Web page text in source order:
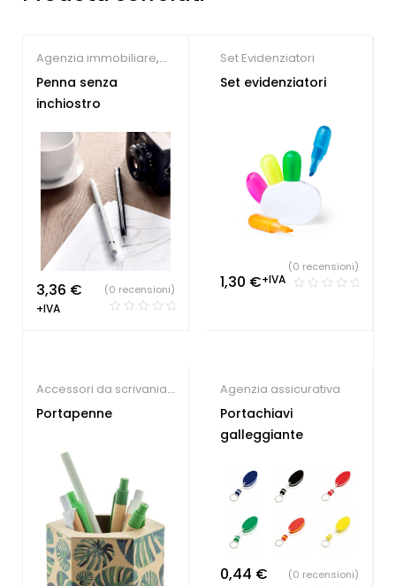
Agenzia immobiliare,
Farmacie,Hotel
Parrucchieri
Studio dentistico
Penna senza
inchiostro
3,36 €
+IVA
(0 recensioni)
Set Evidenziatori
Set evidenziatori
1,30 €+IVA
(0 recensioni)
Accessori da scrivania
ecologici,Agenzia
Portapenne
Agenzia assicurativa
Portachiavi
galleggiante
0,44 € (0 recensioni)